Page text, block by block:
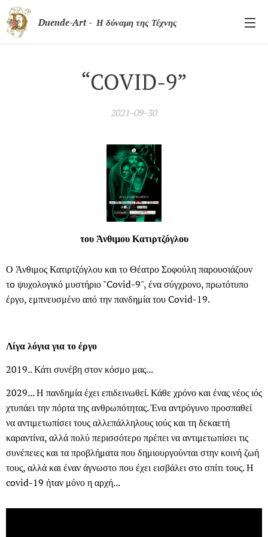
Duende-Art - Η δύναμη της Τέχνης
“COVID-9”
2021-09-30
του Άνθιμου Κατιρτζόγλου
Ο Άνθιμος Κατιρτζόγλου και το Θέατρο Σοφούλη παρουσιάζουν
τo ψυχολογικό μυστήριο "Covid-9", ένα σύγχρονο, πρωτότυπο
έργο, εμπνευσμένο από την πανδημία του Covid-19.
Λίγα λόγια για το έργο
2019.. Κάτι συνέβη στον κόσμο μας...
2029... Η πανδημία έχει επιδεινωθεί. Κάθε χρόνο και ένας νέος ιός
χτυπάει την πόρτα της ανθρωπότητας. Ένα αντρόγυνο προσπαθεί
να αντιμετωπίσει τους αλλεπάλληλους ιούς και τη δεκαετή
καραντίνα, αλλά πολύ περισσότερο πρέπει να αντιμετωπίσει τις
συνέπειες και τα προβλήματα που δημιουργούνται στην κοινή ζωή
τους, αλλά και έναν άγνωστο που έχει εισβάλει στο σπίτι τους. Η
covid-19 ήταν μόνο η αρχή...